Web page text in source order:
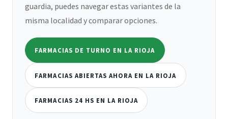
guardia, puedes navegar estas variantes de la
misma localidad y comparar opciones.
FARMACIAS DE TURNO EN LA RIOJA
FARMACIAS ABIERTAS AHORA EN LA RIOJA
FARMACIAS 24 HS EN LA RIOJA